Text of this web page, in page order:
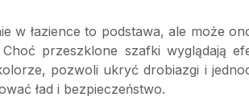
w łazience to podstawa, ale może
przeszklone szafki wyglądają
pozwoli ukryć drobiazgi i
ład i bezpieczeństwo.